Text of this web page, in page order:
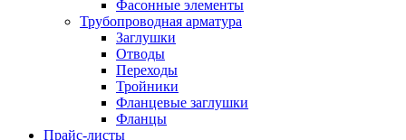
Фасонные элементы
Трубопроводная арматура
Заглушки
Отводы
Переходы
Тройники
Фланцевые заглушки
Фланцы
Прайс-листы